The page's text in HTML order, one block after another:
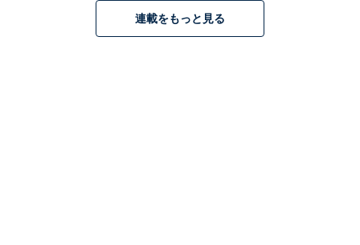
日立「CV-SP300M N」連載をもっと見る